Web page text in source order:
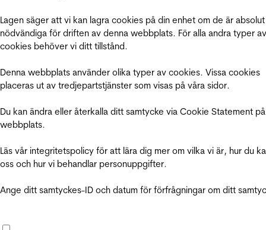
Lagen säger att vi kan lagra cookies på din enhet om de är absolut
nödvändiga för driften av denna webbplats. För alla andra typer av
cookies behöver vi ditt tillstånd.
Denna webbplats använder olika typer av cookies. Vissa cookies
placeras ut av tredjepartstjänster som visas på våra sidor.
Du kan ändra eller återkalla ditt samtycke via Cookie Statement
webbplats.
Läs vår integritetspolicy för att lära dig mer om vilka vi är, hur du
oss och hur vi behandlar personuppgifter.
Ange ditt samtyckes-ID och datum för förfrågningar om ditt